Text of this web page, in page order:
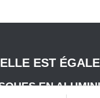
EST
EN